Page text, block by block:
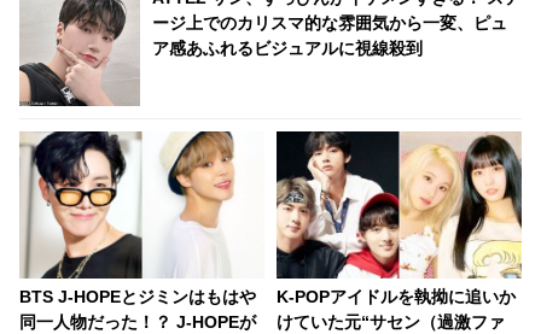
ージ上でのカリスマ的な雰囲気から一変、ピュ
ア感あふれるビジュアルに視線殺到
BTS J-HOPEとジミンはもはや
同一人物だった！？ J-HOPEが
K-POPアイドルを執拗に追いか
けていた元“サセン（過激ファ